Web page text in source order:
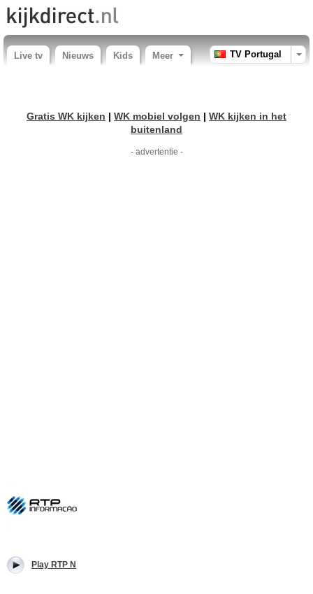
Live tv Nieuws Kids Meer TV Portugal
Gratis WK kijken | WK mobiel volgen | WK kijken in het
buitenland
- advertentie -
Play RTP N